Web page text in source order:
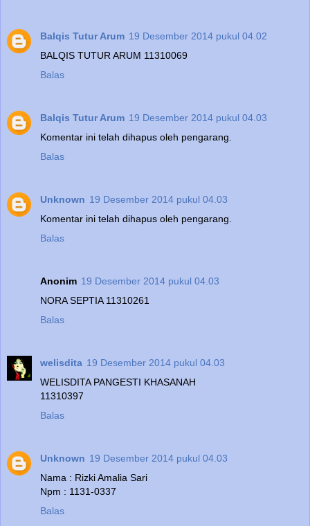
Balqis Tutur Arum 19 Desember 2014 pukul 04.02
BALQIS TUTUR ARUM 11310069
Balas
Balqis Tutur Arum 19 Desember 2014 pukul 04.03
Komentar ini telah dihapus oleh pengarang.
Balas
Unknown 19 Desember 2014 pukul 04.03
Komentar ini telah dihapus oleh pengarang.
Balas
Anonim 19 Desember 2014 pukul 04.03
NORA SEPTIA 11310261
Balas
welisdita 19 Desember 2014 pukul 04.03
WELISDITA PANGESTI KHASANAH
11310397
Balas
Unknown 19 Desember 2014 pukul 04.03
Nama : Rizki Amalia Sari
Npm : 1131-0337
Balas